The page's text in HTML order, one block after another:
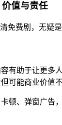
值与责任
免费剧，无疑
有助于让更多
可能商业价值
顿、弹窗广告